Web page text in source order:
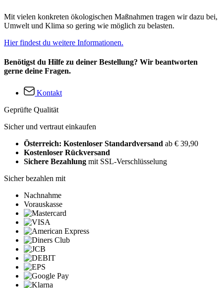
Mit vielen konkreten ökologischen Maßnahmen tragen wir dazu bei,
Umwelt und Klima so gering wie möglich zu belasten.
Hier findest du weitere Informationen.
Benötigst du Hilfe zu deiner Bestellung? Wir beantworten
gerne deine Fragen.
Kontakt
Geprüfte Qualität
Sicher und vertraut einkaufen
Österreich: Kostenloser Standardversand ab € 39,90
Kostenloser Rückversand
Sichere Bezahlung mit SSL-Verschlüsselung
Sicher bezahlen mit
Nachnahme
Vorauskasse